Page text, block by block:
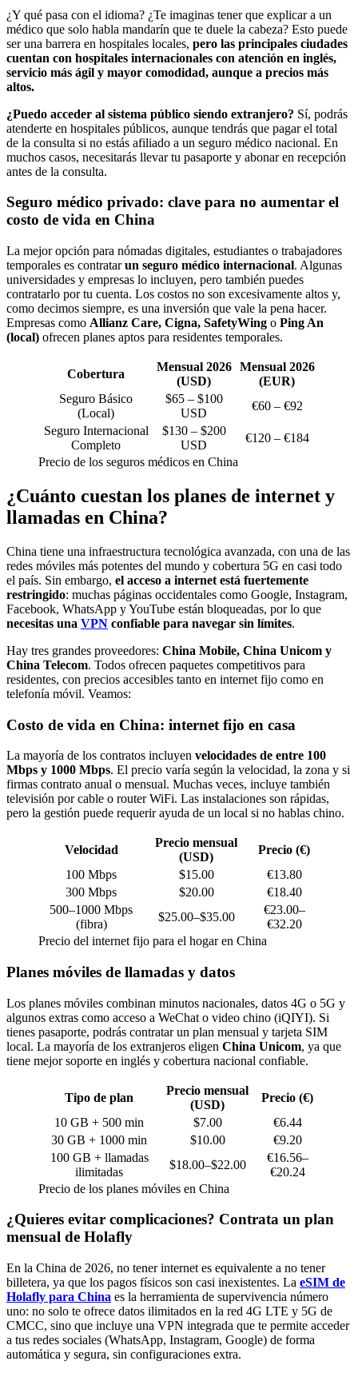
¿Y qué pasa con el idioma? ¿Te imaginas tener que explicar a un
médico que solo habla mandarín que te duele la cabeza? Esto puede
ser una barrera en hospitales locales, pero las principales ciudades
cuentan con hospitales internacionales con atención en inglés,
servicio más ágil y mayor comodidad, aunque a precios más
altos.
¿Puedo acceder al sistema público siendo extranjero? Sí, podrás
atenderte en hospitales públicos, aunque tendrás que pagar el total
de la consulta si no estás afiliado a un seguro médico nacional. En
muchos casos, necesitarás llevar tu pasaporte y abonar en recepción
antes de la consulta.
Seguro médico privado: clave para no aumentar el
costo de vida en China
La mejor opción para nómadas digitales, estudiantes o trabajadores
temporales es contratarun seguro médico internacional. Algunas
universidades y empresas lo incluyen, pero también puedes
contratarlo por tu cuenta. Los costos no son excesivamente altos y,
como decimos siempre, es una inversión que vale la pena hacer.
Empresas como Allianz Care, Cigna, SafetyWing o Ping An
(local) ofrecen planes aptos para residentes temporales.
Cobertura
Mensual 2026
(USD)
Mensual 2026
(EUR)
Seguro Básico
(Local)
$65 – $100
USD
€60 – €92
Seguro Internacional
Completo
$130 – $200
USD
€120 – €184
Precio de los seguros médicos en China
¿Cuánto cuestan los planes de internet y
llamadas en China?
China tiene una infraestructura tecnológica avanzada, con una de las
redes móviles más potentes del mundo y cobertura 5G en casi todo
el país. Sin embargo, el acceso a internet está fuertemente
restringido: muchas páginas occidentales como Google, Instagram,
Facebook, WhatsApp y YouTube están bloqueadas, por lo que
necesitas una VPN confiable para navegar sin límites.
Hay tres grandes proveedores: China Mobile, China Unicom y
China Telecom. Todos ofrecen paquetes competitivos para
residentes, con precios accesibles tanto en internet fijo como en
telefonía móvil. Veamos:
Costo de vida en China: internet fijo en casa
La mayoría de los contratos incluyen velocidades de entre 100
Mbps y 1000 Mbps. El precio varía según la velocidad, la zona y si
firmas contrato anual o mensual. Muchas veces, incluye también
televisión por cable o router WiFi. Las instalaciones son rápidas,
pero la gestión puede requerir ayuda de un local si no hablas chino.
Velocidad
Precio mensual
(USD)
Precio (€)
100 Mbps
$15.00
€13.80
300 Mbps
$20.00
€18.40
500–1000 Mbps
(fibra)
$25.00–$35.00
€23.00–
€32.20
Precio del internet fijo para el hogar en China
Planes móviles de llamadas y datos
Los planes móviles combinan minutos nacionales, datos 4G o 5G y
algunos extras como acceso a WeChat o video chino (iQIYI). Si
tienes pasaporte, podrás contratar un plan mensual y tarjeta SIM
local. La mayoría de los extranjeros eligen China Unicom, ya que
tiene mejor soporte en inglés y cobertura nacional confiable.
Tipo de plan
Precio mensual
(USD)
Precio (€)
10 GB + 500 min
$7.00
€6.44
30 GB + 1000 min
$10.00
€9.20
100 GB + llamadas
ilimitadas
$18.00–$22.00
€16.56–
€20.24
Precio de los planes móviles en China
¿Quieres evitar complicaciones? Contrata un plan
mensual de Holafly
En la China de 2026, no tener internet es equivalente a no tener
billetera, ya que los pagos físicos son casi inexistentes. La eSIM de
Holafly para China es la herramienta de supervivencia número
uno: no solo te ofrece datos ilimitados en la red 4G LTE y 5G de
CMCC, sino que incluye una VPN integrada que te permite acceder
a tus redes sociales (WhatsApp, Instagram, Google) de forma
automática y segura, sin configuraciones extra.